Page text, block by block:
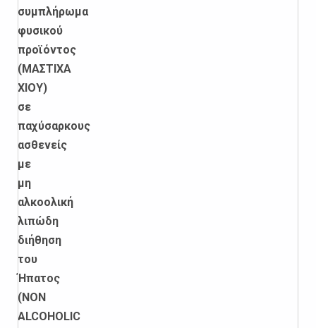
συμπλήρωμα
φυσικού
προϊόντος
(ΜΑΣΤΙΧΑ
ΧΙΟΥ)
σε
παχύσαρκους
ασθενείς
με
μη
αλκοολική
λιπώδη
διήθηση
του
Ήπατος
(NON
ALCOHOLIC